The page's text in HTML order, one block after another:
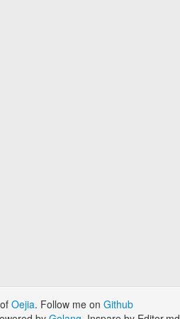
Oejia. Follow me on Github